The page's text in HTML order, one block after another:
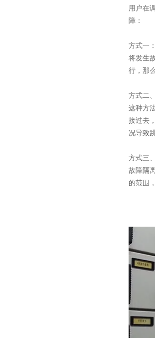
用户在
障：
方式一
将发生
行，那
方式二
这种方
接过去
况导致
方式三
故障隔
的范围